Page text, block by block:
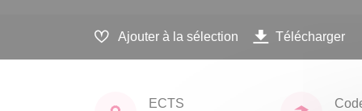
Ajouter à la sélection Télécharger
ECTS